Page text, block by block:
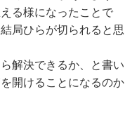
る様になったことで
局ひらが切られると思
解決できるか、と書い
開けることになるのか